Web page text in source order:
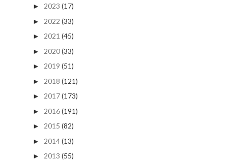
► 2023 (17)
► 2022 (33)
► 2021 (45)
► 2020(33)
► 2019 (51)
► 2018 (121)
► 2017(173)
► 2016(191)
► 2015 (82)
► 2014(13)
► 2013 (55)